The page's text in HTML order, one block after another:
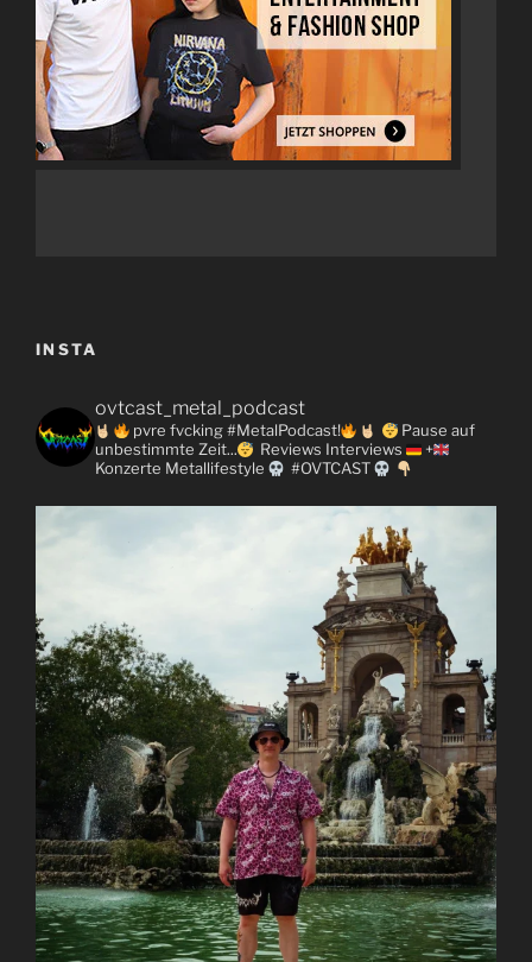
INSTA
ovtcast_metal_podcast
pvre fvcking #MetalPodcast!
Pause auf
unbestimmte Zeit...
Reviews Interviews
+
Konzerte Metallifestyle #OVTCAST